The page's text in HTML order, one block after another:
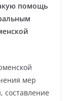
помощь
мер
составление